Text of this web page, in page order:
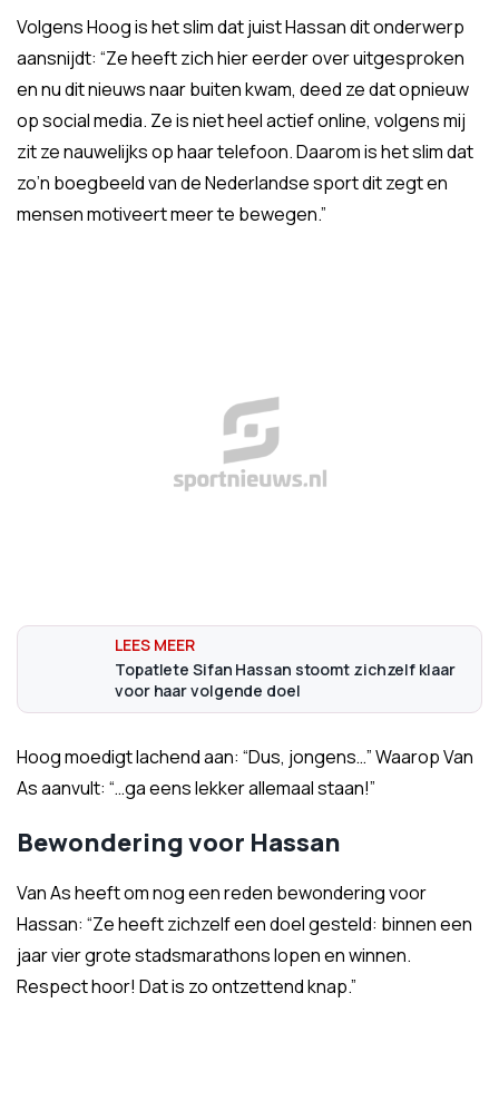
Volgens Hoog is het slim dat juist Hassan dit onderwerp
aansnijdt: “Ze heeft zich hier eerder over uitgesproken
en nu dit nieuws naar buiten kwam, deed ze dat opnieuw
op social media. Ze is niet heel actief online, volgens mij
zit ze nauwelijks op haar telefoon. Daarom is het slim dat
zo’n boegbeeld van de Nederlandse sport dit zegt en
mensen motiveert meer te bewegen.”
Topatlete Sifan Hassan stoomt zichzelf klaar
voor haar volgende doel
Hoog moedigt lachend aan: “Dus, jongens…” Waarop Van
As aanvult: “…ga eens lekker allemaal staan!”
Bewondering voor Hassan
Van As heeft om nog een reden bewondering voor
Hassan: “Ze heeft zichzelf een doel gesteld: binnen een
jaar vier grote stadsmarathons lopen en winnen.
Respect hoor! Dat is zo ontzettend knap.”